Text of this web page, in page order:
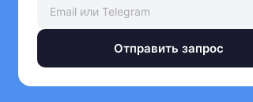
Отправить запрос